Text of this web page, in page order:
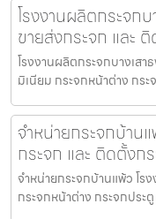
โรงงานผลิตกระจกบ
ขายส่งกระจก และ
โรงงานผลิตกระจกบางเสา
มิเนียม กระจกหน้าต่าง กร
จำหน่ายกระจกบ้าน
กระจก และ ติดตั้งก
จำหน่ายกระจกบ้านแพ้ว โร
กระจกหน้าต่าง กระจกประ